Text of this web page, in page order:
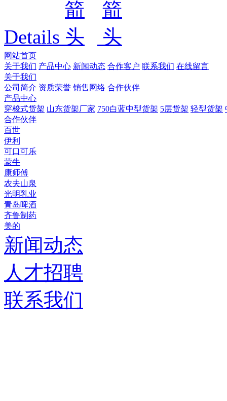
Details
网站首页
关于我们 产品中心 新闻动态 合作客户 联系我们 在线留言
关于我们
公司简介 资质荣誉 销售网络 合作伙伴
产品中心
穿梭式货架 山东货架厂家 750白蓝中型货架 5层货架 轻型货架
合作伙伴
百世
伊利
可口可乐
蒙牛
康师傅
农夫山泉
光明乳业
青岛啤酒
齐鲁制药
美的
新闻动态
人才招聘
联系我们